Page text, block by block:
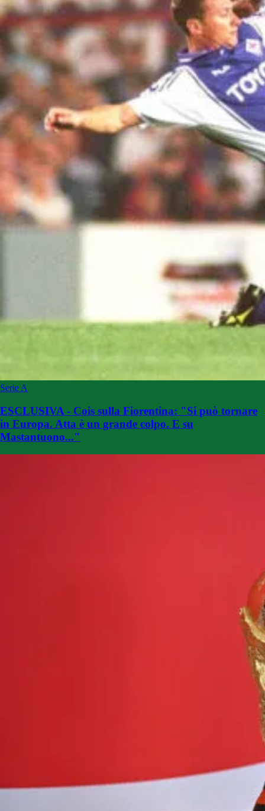
Serie A
ESCLUSIVA - Cois sulla Fiorentina: "Si può tornare
in Europa. Atta è un grande colpo. E su
Mastantuono..."